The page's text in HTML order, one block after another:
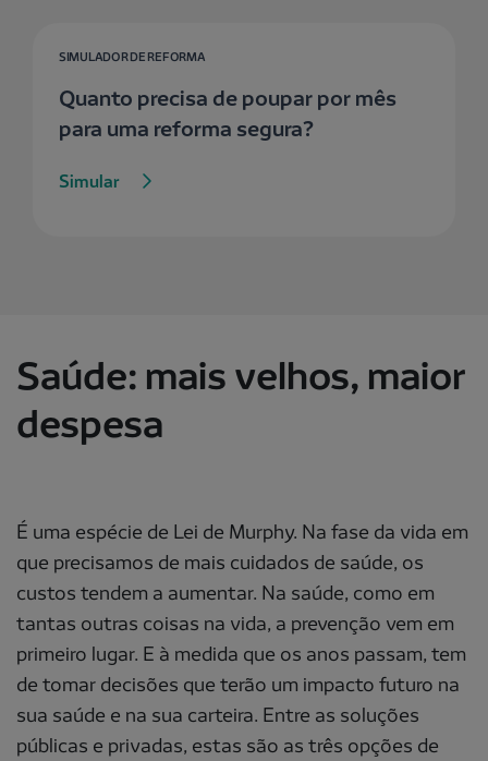
SIMULADOR DE REFORMA
Quanto precisa de poupar por mês
para uma reforma segura?
Simular
Saúde: mais velhos, maior
despesa
É uma espécie de Lei de Murphy. Na fase da vida em
que precisamos de mais cuidados de saúde, os
custos tendem a aumentar. Na saúde, como em
tantas outras coisas na vida, a prevenção vem em
primeiro lugar. E à medida que os anos passam, tem
de tomar decisões que terão um impacto futuro na
sua saúde e na sua carteira. Entre as soluções
públicas e privadas, estas são as três opções de